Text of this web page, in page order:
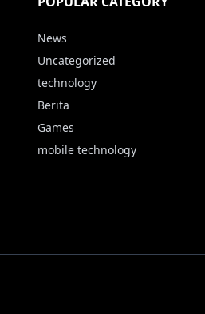
News
Uncategorized
technology
Berita
Games
mobile technology